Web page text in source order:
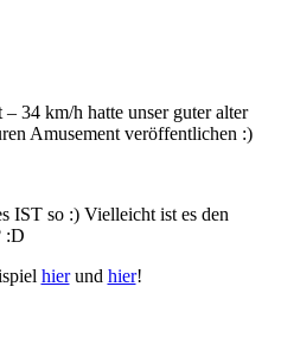
34 km/h hatte unser guter alter
Amusement veröffentlichen :)
IST so :) Vielleicht ist es den
:D
hierund hier!